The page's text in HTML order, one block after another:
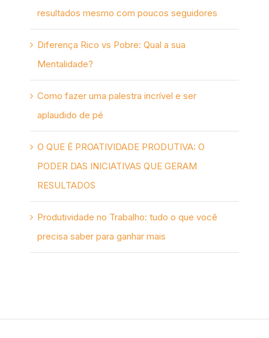
resultados mesmo com poucos seguidores
Diferença Rico vs Pobre: Qual a sua
Mentalidade?
Como fazer uma palestra incrível e ser
aplaudido de pé
O QUE É PROATIVIDADE PRODUTIVA: O
PODER DAS INICIATIVAS QUE GERAM
RESULTADOS
Produtividade no Trabalho: tudo o que você
precisa saber para ganhar mais